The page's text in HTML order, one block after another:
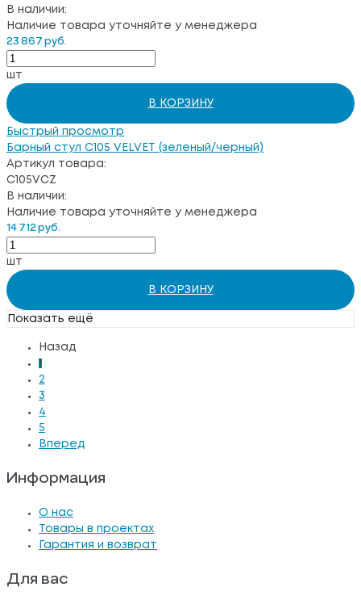
В наличии:
Наличие товара уточняйте у менеджера
23 867 руб.
шт
В КОРЗИНУ
Быстрый просмотр
Барный стул C105 VELVET (зеленый/черный)
Артикул товара:
C105VCZ
В наличии:
Наличие товара уточняйте у менеджера
14 712 руб.
шт
В КОРЗИНУ
Показать ещё
Назад
2
3
4
5
Вперед
Информация
О нас
Товары в проектах
Гарантия и возврат
Для вас